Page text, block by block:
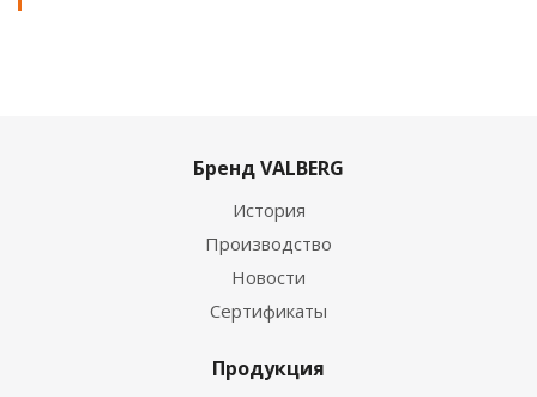
Бренд VALBERG
История
Производство
Новости
Сертификаты
Продукция